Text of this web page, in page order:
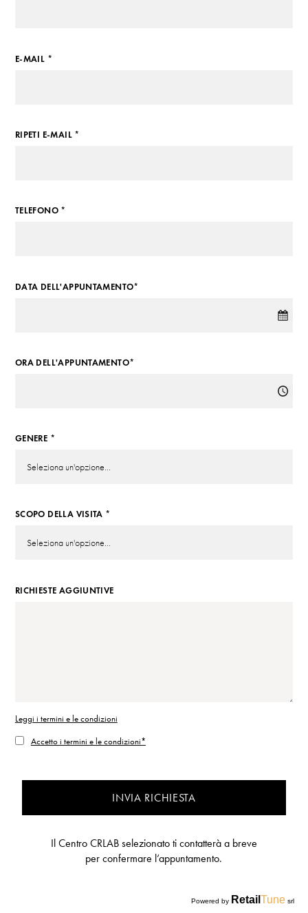
E-MAIL *
RIPETI E-MAIL *
TELEFONO *
DATA DELL'APPUNTAMENTO*
ORA DELL'APPUNTAMENTO*
GENERE *
SCOPO DELLA VISITA *
RICHIESTE AGGIUNTIVE
Leggi i termini e le condizioni
Accetto i termini e le condizioni*
INVIA RICHIESTA
Il Centro CRLAB selezionato ti contatterà a breve
per confermare l’appuntamento.
Powered by Retail Tune srl